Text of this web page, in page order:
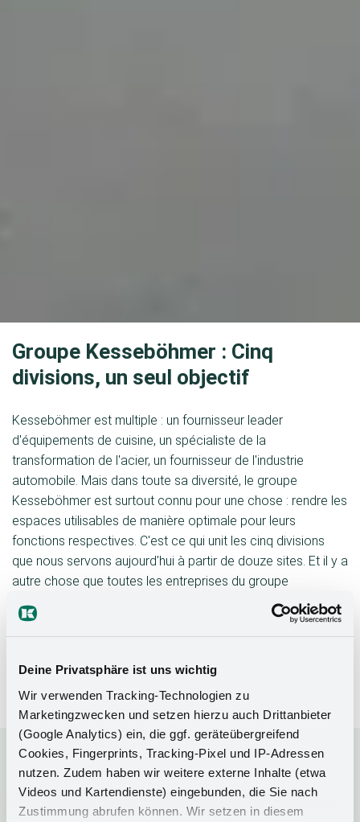
Deine Privatsphäre ist uns wichtig
Wir verwenden Tracking-Technologien zu
Marketingzwecken und setzen hierzu auch Drittanbieter
(Google Analytics) ein, die ggf. geräteübergreifend
Cookies, Fingerprints, Tracking-Pixel und IP-Adressen
nutzen. Zudem haben wir weitere externe Inhalte (etwa
Videos und Kartendienste) eingebunden, die Sie nach
Zustimmung abrufen können. Wir setzen in diesem
Groupe Kesseböhmer : Cinq
divisions, un seul objectif
Kesseböhmer est multiple : un fournisseur leader
d'équipements de cuisine, un spécialiste de la
transformation de l'acier, un fournisseur de l'industrie
automobile. Mais dans toute sa diversité, le groupe
Kesseböhmer est surtout connu pour une chose : rendre les
espaces utilisables de manière optimale pour leurs
fonctions respectives. C'est ce qui unit les cinq divisions
que nous servons aujourd'hui à partir de douze sites. Et il y a
autre chose que toutes les entreprises du groupe
Kesseböhmer ont en commun. Nous sommes innovants
sans oublier nos valeurs traditionnelles. Grâce à une qualité
élevée, une orientation client et des méthodes de
nous convainquons nos clients dans le monde entier depuis
1954.